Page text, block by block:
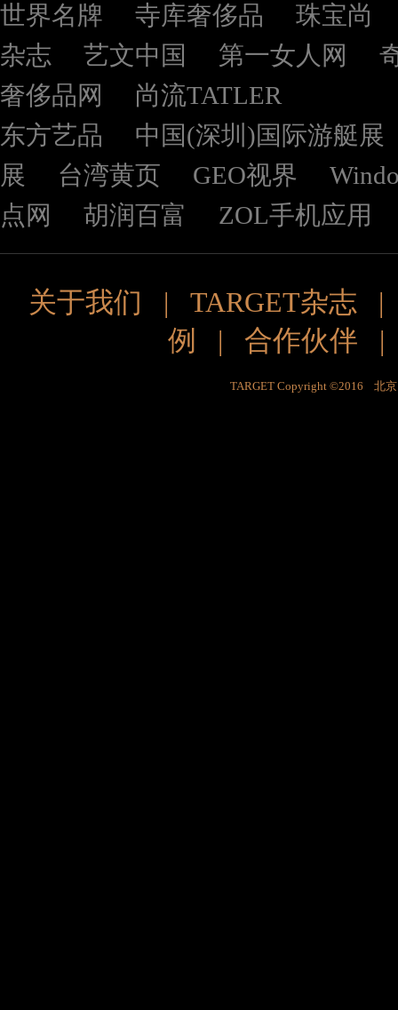
世界名牌
寺库奢侈品
珠宝尚
杂志
艺文中国 第一女人网
奢侈品网
尚流TATLER
东方艺品
中国(深圳)国际游艇展
展
台湾黄页 GEO视界
点网
胡润百富 ZOL手机应用
关于我们 | TARGET杂志
例
| 合作伙伴
TARGET Copyright ©2016 北